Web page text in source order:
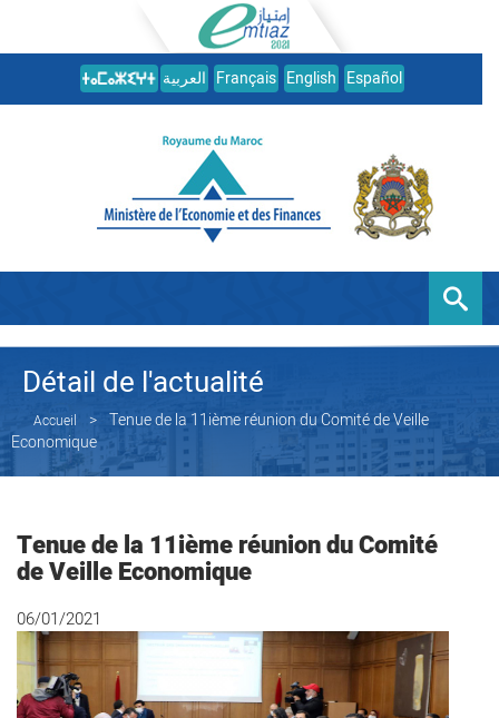
العربية Français English Español
Détail de l'actualité
Accueil
Tenue de la 11ième réunion du Comité de Veille
Economique
Tenue de la 11ième réunion du Comité
de Veille Economique
06/01/2021